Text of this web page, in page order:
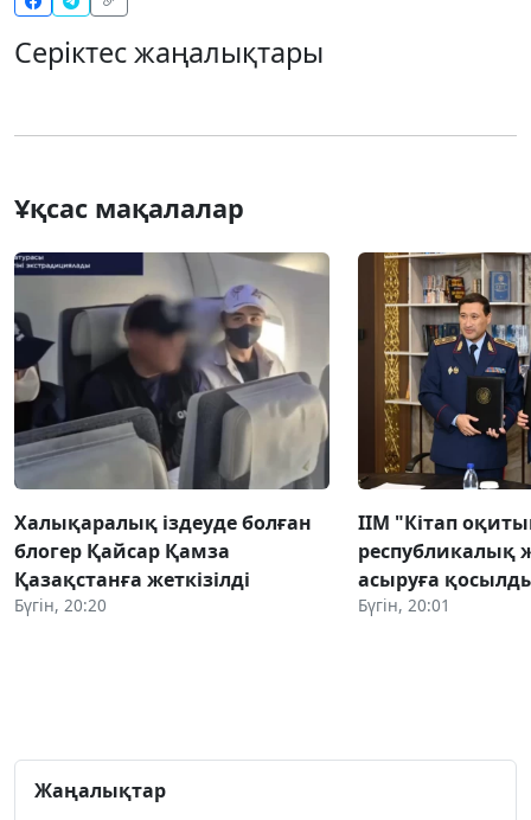
Серіктес жаңалықтары
Ұқсас мақалалар
Халықаралық іздеуде болған
блогер Қайсар Қамза
Қазақстанға жеткізілді
Бүгін, 20:20
ІІМ "Кітап
республикалық
асыруға
Бүгін, 20:01
Жаңалықтар